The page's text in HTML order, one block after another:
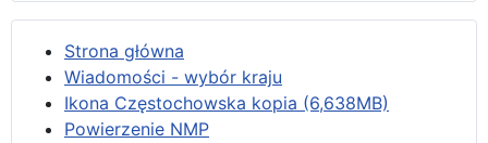
Strona główna
Wiadomości - wybór kraju
Ikona Częstochowska kopia (6,638MB)
Powierzenie NMP